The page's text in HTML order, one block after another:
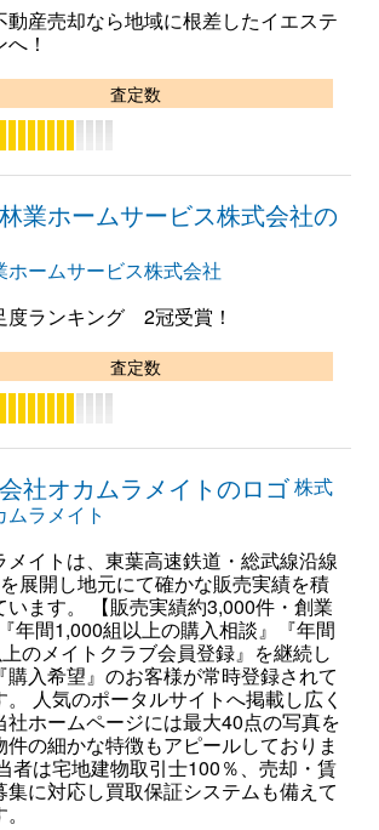
動産売却なら地域に根差したイエステ
！
査定数
ホームサービス株式会社
度ランキング 2冠受賞！
査定数
株式
ムラメイト
メイトは、東葉高速鉄道・総武線沿線
展開し地元にて確かな販売実績を積
います。 【販売実績約3,000件・創業
年間1,000組以上の購入相談』『年間
のメイトクラブ会員登録』を継続し
購入希望』のお客様が常時登録されて
。 人気のポータルサイトへ掲載し広く
社ホームページには最大40点の写真を
件の細かな特徴もアピールしておりま
者は宅地建物取引士100％、売却・賃
集に対応し買取保証システムも備えて